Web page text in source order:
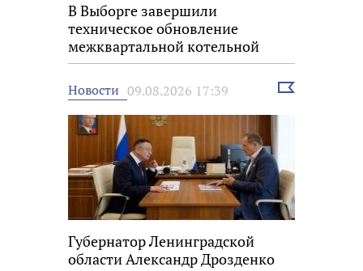
В Выборге завершили
техническое обновление
межквартальной котельной
Новости 09.08.2026 17:39
Выбрать
Губернатор Ленинградской
области Александр Дрозденко